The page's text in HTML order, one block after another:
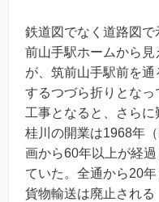
鉄道図でなく道路図
前山手駅ホームから
が、筑前山手駅前を
するつづら折りとな
工事となると、さら
桂川の開業は1968年
画から60年以上が経
ていた。全通から20
貨物輸送は廃止される